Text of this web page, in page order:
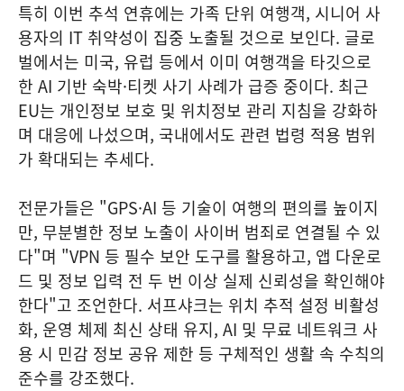
특히 이번 추석 연휴에는 가족 단위 여행객, 시니어 사
용자의 IT 취약성이 집중 노출될 것으로 보인다. 글로
벌에서는 미국, 유럽 등에서 이미 여행객을 타깃으로
한 AI 기반 숙박·티켓 사기 사례가 급증 중이다. 최근
EU는 개인정보 보호 및 위치정보 관리 지침을 강화하
며 대응에 나섰으며, 국내에서도 관련 법령 적용 범위
가 확대되는 추세다.
전문가들은 "GPS·AI 등 기술이 여행의 편의를 높이지
만, 무분별한 정보 노출이 사이버 범죄로 연결될 수 있
다"며 "VPN 등 필수 보안 도구를 활용하고, 앱 다운로
드 및 정보 입력 전 두 번 이상 실제 신뢰성을 확인해야
한다"고 조언한다. 서프샤크는 위치 추적 설정 비활성
화, 운영 체제 최신 상태 유지, AI 및 무료 네트워크 사
용 시 민감 정보 공유 제한 등 구체적인 생활 속 수칙의
준수를 강조했다.